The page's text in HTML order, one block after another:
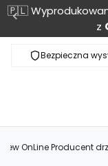
🇵🇱
z
Bezpieczna
OnLine Producent